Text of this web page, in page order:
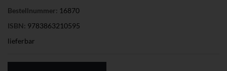
Bestellnummer: 16870
ISBN: 9783863210595
lieferbar